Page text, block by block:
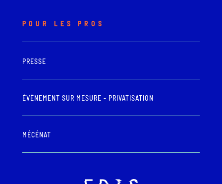
POUR LES PROS
PRESSE
ÉVÈNEMENT SUR MESURE - PRIVATISATION
MÉCÉNAT